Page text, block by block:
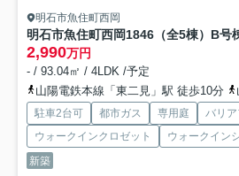
明石市魚住町西岡
明石市魚住町西岡1846（全5棟）B号
2,990万円
- / 93.04㎡ / 4LDK /予定
山陽電鉄本線「東二見」駅 徒歩10分
駐車2台可 都市ガス 専用庭
バリ
ウォークインクロゼット
ウォークイン
新築